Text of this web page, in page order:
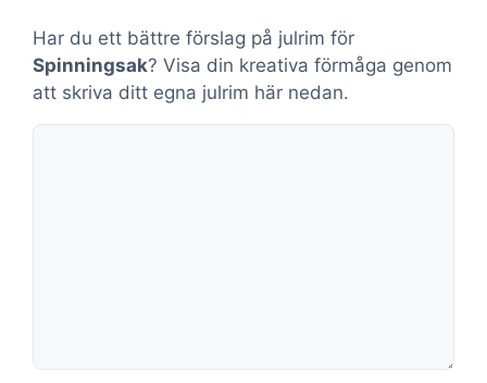
Har du ett bättre förslag på julrim för
Spinningsak? Visa din kreativa förmåga genom
att skriva ditt egna julrim här nedan.
Kommentar